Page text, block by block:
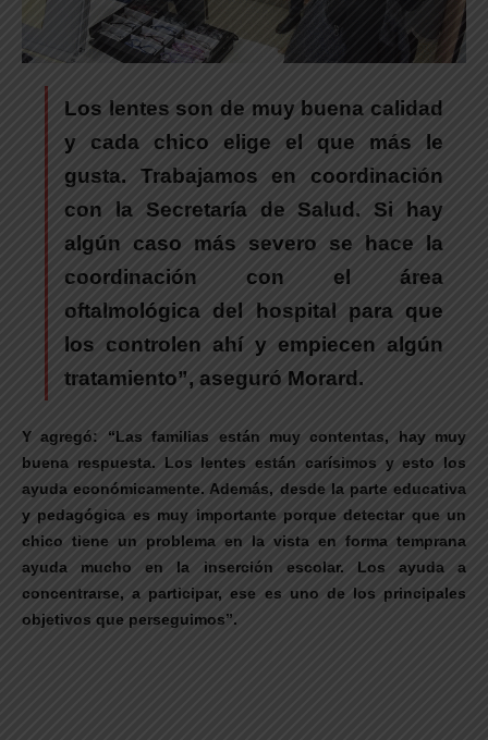
Los lentes son de muy buena calidad
y cada chico elige el que más le
gusta. Trabajamos en coordinación
con la Secretaría de Salud. Si hay
algún caso más severo se hace la
coordinación con el área
oftalmológica del hospital para que
los controlen ahí y empiecen algún
tratamiento”, aseguró Morard.
Y agregó: “Las familias están muy contentas, hay muy
buena respuesta. Los lentes están carísimos y esto los
ayuda económicamente. Además, desde la parte educativa
y pedagógica es muy importante porque detectar que un
chico tiene un problema en la vista en forma temprana
ayuda mucho en la inserción escolar. Los ayuda a
concentrarse, a participar, ese es uno de los principales
objetivos que perseguimos”.